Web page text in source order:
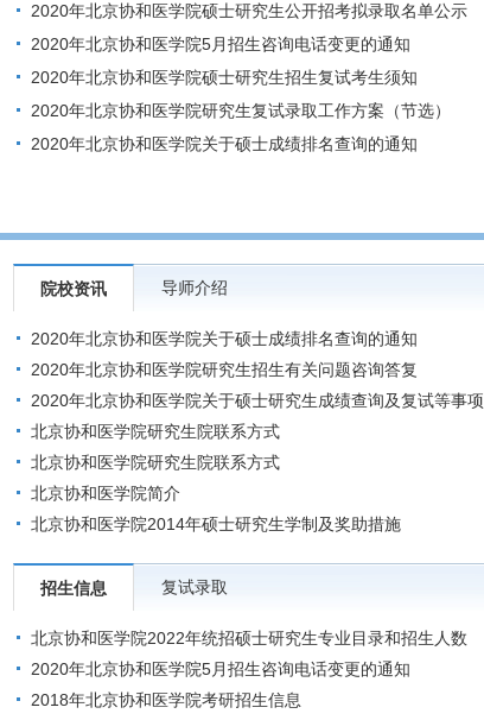
鹏羽团队招收硕士调剂
2020年北京协和医学院硕士研究生公开招考拟录取名单公示
2020年北京协和医学院5月招生咨询电话变更的通知
2020年北京协和医学院硕士研究生招生复试考生须知
2020年北京协和医学院研究生复试录取工作方案（节选）
2020年北京协和医学院关于硕士成绩排名查询的通知
院校资讯 导师介绍
2020年北京协和医学院关于硕士成绩排名查询的通知
2020年北京协和医学院研究生招生有关问题咨询答复
2020年北京协和医学院关于硕士研究生成绩查询及复试等事项
的公告
北京协和医学院研究生院联系方式
北京协和医学院研究生院联系方式
北京协和医学院简介
北京协和医学院2014年硕士研究生学制及奖助措施
招生信息 复试录取
北京协和医学院2022年统招硕士研究生专业目录和招生人数
2020年北京协和医学院5月招生咨询电话变更的通知
2018年北京协和医学院考研招生信息